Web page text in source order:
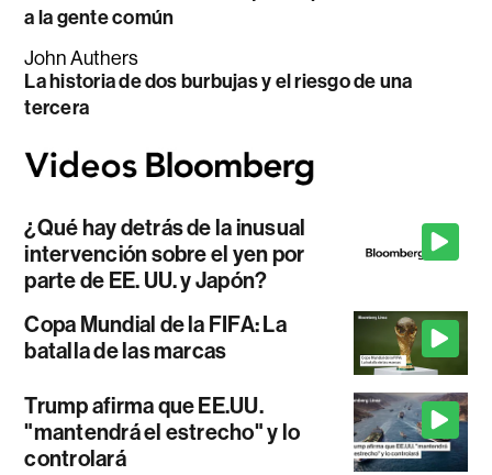
a la gente común
John Authers
La historia de dos burbujas y el riesgo de una
tercera
¿Qué hay detrás de la inusual
intervención sobre el yen por
parte de EE. UU. y Japón?
Copa Mundial de la FIFA: La
batalla de las marcas
Trump afirma que EE.UU.
"mantendrá el estrecho" y lo
controlará